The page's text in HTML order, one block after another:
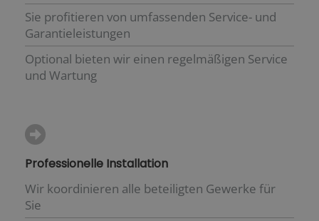
Sie profitieren von umfassenden Service- und
Garantieleistungen
Optional bieten wir einen regelmäßigen Service
und Wartung
Professionelle Installation
Wir koordinieren alle beteiligten Gewerke für
Sie